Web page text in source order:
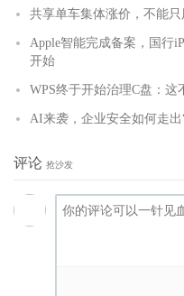
共享单车集体涨价，不能
Apple智能完成备案，国行
开始
WPS终于开始治理C盘：
AI来袭，企业安全如何走出
评论 抢沙发